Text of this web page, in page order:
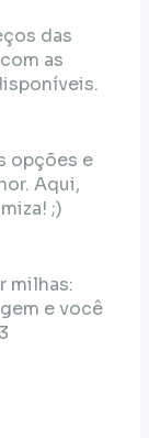
das
as
opções e
Aqui,
;)
milhas:
e você